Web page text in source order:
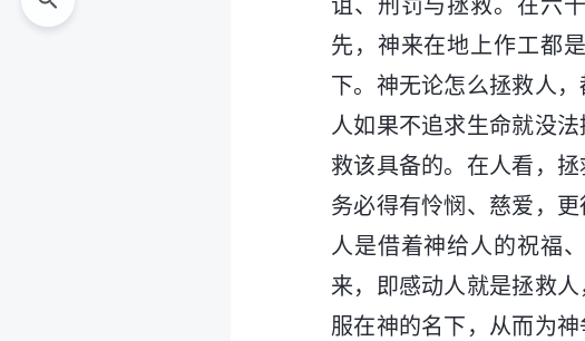
诅、刑罚与拯救。在六
先，神来在地上作工都
下。神无论怎么拯救人
人如果不追求生命就没
救该具备的。在人看，
务必得有怜悯、慈爱，
人是借着神给人的祝福
来，即感动人就是拯救
服在神的名下，从而为